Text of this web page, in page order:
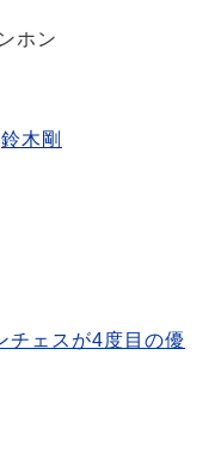
ホン
鈴木剛
チェスが4度目の優